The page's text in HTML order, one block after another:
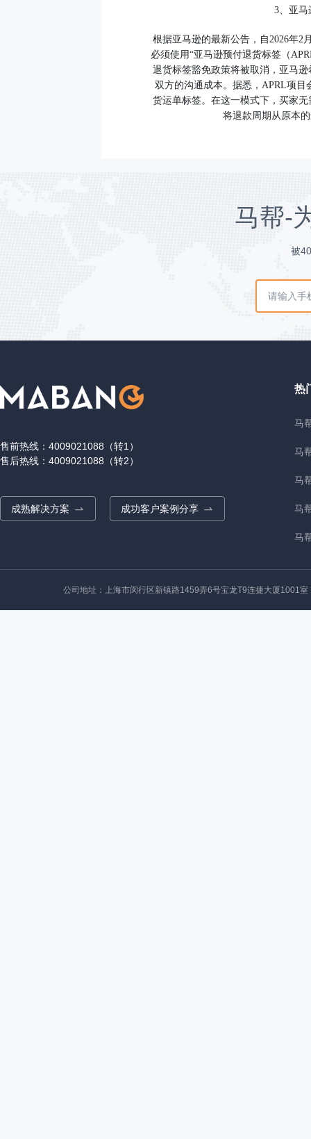
3、亚马
根据亚马逊的最新公告，自2026年2
必须使用“亚马逊预付退货标签（
退货标签豁免政策将被取消，亚马
双方的沟通成本。据悉，APRL项目
货运单标签。在这一模式下，买家
将退款周期从原本
马帮-
被
售前热线：4009021088（转1）
售后热线：4009021088（转2）
成熟解决方案 成功客户案例分享
热
马
马
马
马
马
公司地址：上海市闵行区新镇路1459弄6号宝龙T9连捷大厦1001室